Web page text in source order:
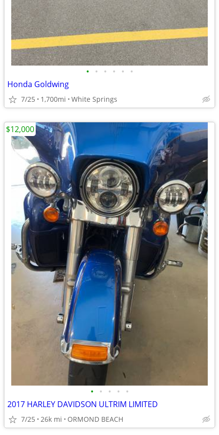
• • • • • •
Honda Goldwing
7/25 1,700mi White Springs
• • • • •
2017 HARLEY DAVIDSON ULTRIM LIMITED
7/25 26k mi ORMOND BEACH
$12,000